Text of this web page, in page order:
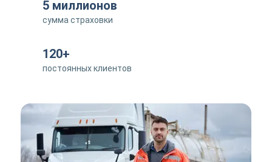
5 миллионов
сумма страховки
120+
постоянных клиентов